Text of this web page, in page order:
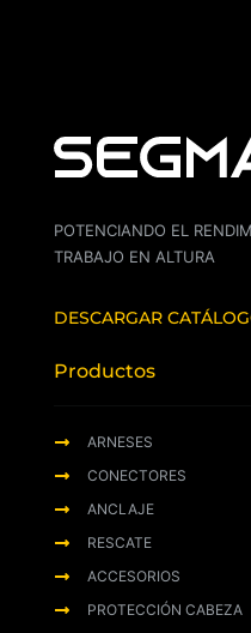
POTENCIANDO EL
TRABAJO EN ALTURA
DESCARGAR
Productos
ARNESES
CONECTORES
ANCLAJE
RESCATE
ACCESORIOS
PROTECCIÓN CABEZA